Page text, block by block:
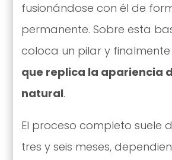
fusionándose con él de
permanente. Sobre esta
coloca un pilar y finalmente
que replica la apariencia
natural.
El proceso completo suele
tres y seis meses,